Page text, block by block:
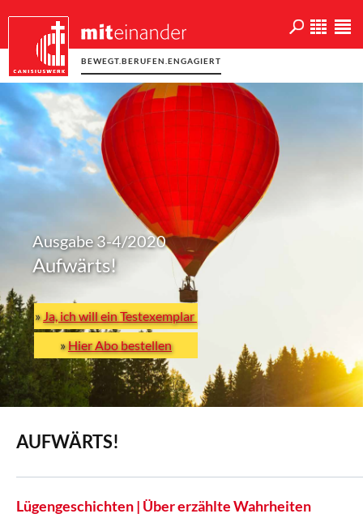
BEWEGT.BERUFEN.ENGAGIERT
Ausgabe 3-4/2020
Aufwärts!
»Ja, ich will ein Testexemplar
»Hier Abo bestellen
AUFWÄRTS!
Lügengeschichten | Über erzählte Wahrheiten